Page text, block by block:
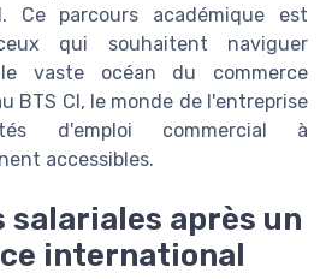
Ce parcours académique est
qui souhaitent naviguer
vaste océan du commerce
BTS CI, le monde de l'entreprise
d'emploi commercial à
accessibles.
salariales après un
international